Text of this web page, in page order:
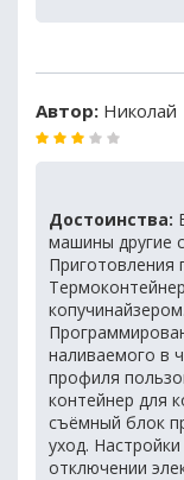
Автор: Николай
Достоинства:
машины другие
Приготовления
наливаемого в
профиля
контейнер для
съёмный блок
уход.
отключении